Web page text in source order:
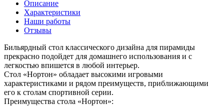
Описание
Характеристики
Наши работы
Отзывы
Бильярдный стол классического дизайна для пирамиды
прекрасно подойдет для домашнего использования и с
легкостью впишется в любой интерьер.
Стол «Нортон» обладает высокими игровыми
характеристиками и рядом преимуществ, приближающими
его к столам спортивной серии.
Преимущества стола «Нортон»: